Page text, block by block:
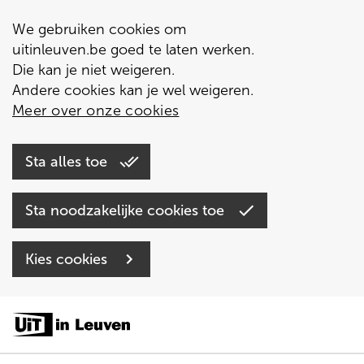
We gebruiken cookies om
uitinleuven.be goed te laten werken.
Die kan je niet weigeren.
Andere cookies kan je wel weigeren.
Meer over onze cookies
Sta alles toe
Sta noodzakelijke cookies toe
Kies cookies
en